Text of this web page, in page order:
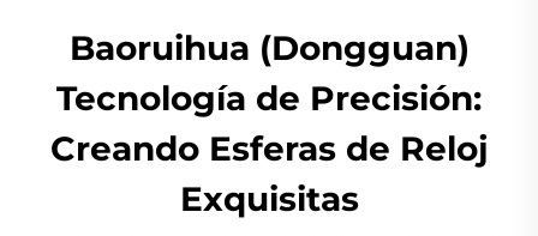
Baoruihua (Dongguan)
Tecnología de Precisión:
Creando Esferas de Reloj
Exquisitas